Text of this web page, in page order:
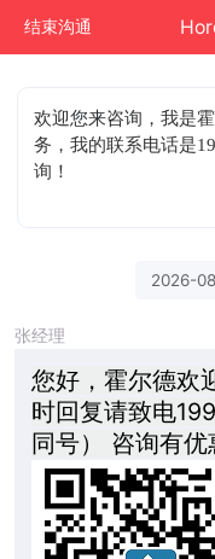
结束沟通
欢迎您来咨询 ，我是
务，我的联系电话是
询！
2026-
张经理
您好，霍尔德欢
时回复请致电
同号） 咨询有优